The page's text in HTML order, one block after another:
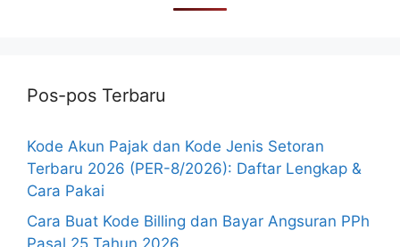
Pos-pos Terbaru
Kode Akun Pajak dan Kode Jenis Setoran
Terbaru 2026 (PER-8/2026): Daftar Lengkap &
Cara Pakai
Cara Buat Kode Billing dan Bayar Angsuran PPh
Pasal 25 Tahun 2026